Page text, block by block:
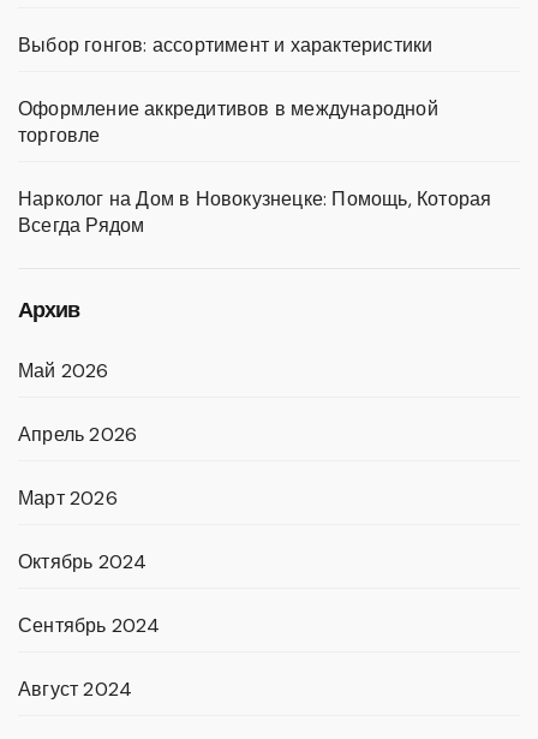
Выбор гонгов: ассортимент и характеристики
Оформление аккредитивов в международной
торговле
Нарколог на Дом в Новокузнецке: Помощь, Которая
Всегда Рядом
Архив
Май 2026
Апрель 2026
Март 2026
Октябрь 2024
Сентябрь 2024
Август 2024